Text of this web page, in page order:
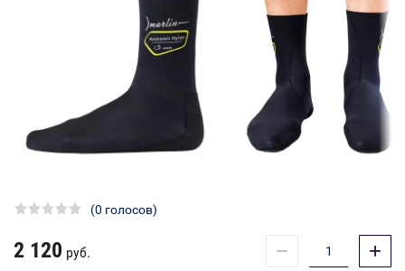
(0 голосов)
2 120 руб. − +